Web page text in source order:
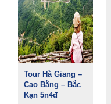
Tour Hà Giang –
Cao Bằng – Bắc
Kạn 5n4đ